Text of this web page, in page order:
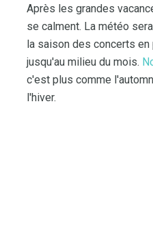
Après les grandes
se calment. La météo
la saison des concerts
jusqu'au milieu du mois.
c'est plus comme
l'hiver.